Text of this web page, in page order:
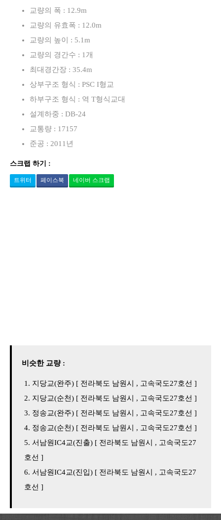
교량의 폭 : 12.9m
교량의 유효폭 : 12.0m
교량의 높이 : 5.1m
교량의 경간수 : 1개
최대경간장 : 35.4m
상부구조 형식 : PSC I형교
하부구조 형식 : 역 T형식교대
설계하중 : DB-24
교통량 : 17157
준공 : 2011년
스크랩 하기 :
트위터 페이스북 네이버 스크랩
비슷한 교량 :
지당교(완주) [ 전라북도 남원시 , 고속국도27호선 ]
지당교(순천) [ 전라북도 남원시 , 고속국도27호선 ]
정송교(완주) [ 전라북도 남원시 , 고속국도27호선 ]
정송교(순천) [ 전라북도 남원시 , 고속국도27호선 ]
서남원IC4교(진출) [ 전라북도 남원시 , 고속국도27
호선 ]
서남원IC4교(진입) [ 전라북도 남원시 , 고속국도27
호선 ]